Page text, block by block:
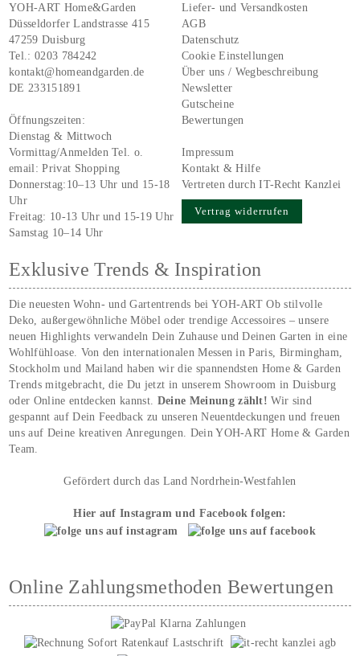
YOH-ART Home&Garden
Düsseldorfer Landstrasse 415
47259 Duisburg
Tel.:0203 784242
kontakt@homeandgarden.de
DE 233151891
Öffnungszeiten:
Dienstag & Mittwoch
Vormittag/Anmelden Tel. o.
email:Privat Shopping
Donnerstag:10–13 Uhr und 15-18
Uhr
Freitag: 10-13 Uhr und 15-19 Uhr
Samstag 10–14 Uhr
Liefer- und Versandkosten
AGB
Datenschutz
Cookie Einstellungen
Über uns / Wegbeschreibung
Newsletter
Gutscheine
Bewertungen
Impressum
Kontakt & Hilfe
Vertreten durch IT-Recht Kanzlei
Vertrag widerrufen
Exklusive Trends & Inspiration
Die neuesten Wohn- und Gartentrends bei YOH‑ART Ob stilvolle
Deko, außergewöhnliche Möbel oder trendige Accessoires – unsere
neuen Highlights verwandeln Dein Zuhause und Deinen Garten in eine
Wohlfühloase. Von den internationalen Messen in Paris, Birmingham,
Stockholm und Mailand haben wir die spannendsten Home & Garden
Trends mitgebracht, die Du jetzt in unserem Showroom in Duisburg
oder Online entdecken kannst. Deine Meinung zählt!Wir sind
gespannt auf Dein Feedback zu unseren Neuentdeckungen und freuen
uns auf Deine kreativen Anregungen. Dein YOH‑ART Home & Garden
Team.
Gefördert durch das Land Nordrhein-Westfahlen
Hier auf Instagram und Facebook folgen:
Online Zahlungsmethoden Bewertungen